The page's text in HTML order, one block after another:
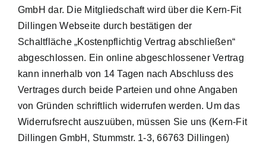
GmbH dar. Die Mitgliedschaft wird über die Kern-Fit
Dillingen Webseite durch bestätigen der
Schaltfläche „Kostenpflichtig Vertrag abschließen“
abgeschlossen. Ein online abgeschlossener Vertrag
kann innerhalb von 14 Tagen nach Abschluss des
Vertrages durch beide Parteien und ohne Angaben
von Gründen schriftlich widerrufen werden. Um das
Widerrufsrecht auszuüben, müssen Sie uns (Kern-Fit
Dillingen GmbH, Stummstr. 1-3, 66763 Dillingen)